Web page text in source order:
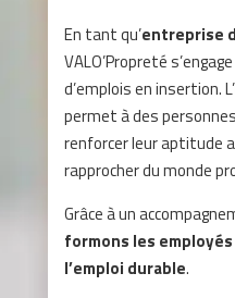
En tant qu’entreprise
VALO’Propreté
d’emplois en insertion.
permet à des
renforcer leur aptitude
rapprocher du monde
Grâce à un
formons les
l’emploi durable.